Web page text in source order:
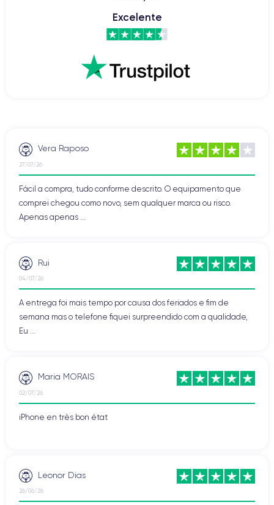
Excelente
Vera Raposo
27/07/26
Fácil a compra, tudo conforme descrito. O equipamento que
comprei chegou como novo, sem qualquer marca ou risco.
Apenas apenas ...
Rui
04/07/26
A entrega foi mais tempo por causa dos feriados e fim de
semana mas o telefone fiquei surpreendido com a qualidade,
Eu ...
Maria MORAIS
02/07/26
iPhone en très bon état
Leonor Dias
26/06/26